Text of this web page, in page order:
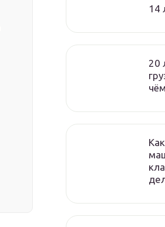
14
20